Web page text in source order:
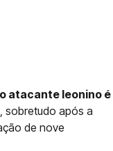
atacante leonino é
sobretudo após a
de nove